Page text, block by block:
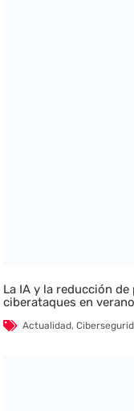
La IA y la reducción
ciberataques en verano
Actualidad,